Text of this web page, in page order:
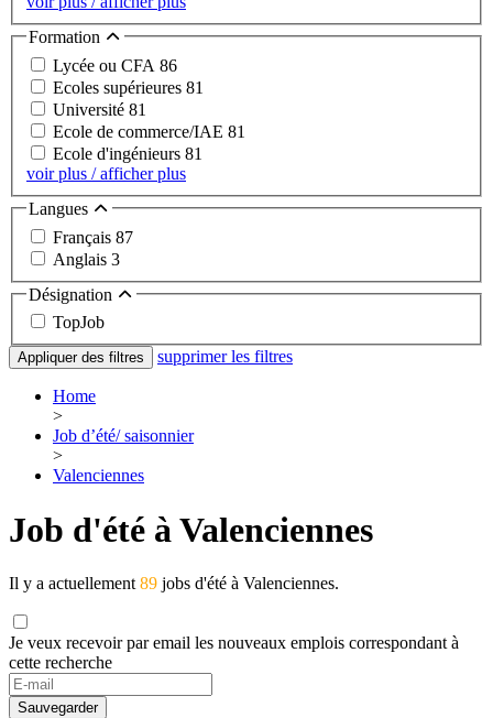
Formation
Lycée ou CFA 86
Ecoles supérieures 81
Université 81
Ecole de commerce/IAE 81
Ecole d'ingénieurs 81
voir plus / afficher plus
Langues
Français 87
Anglais 3
Désignation
TopJob
Appliquer des filtres supprimer les filtres
Home
>
Job d’été/ saisonnier
>
Valenciennes
Job d'été à Valenciennes
Il y a actuellement 89 jobs d'été à Valenciennes.
Je veux recevoir par email les nouveaux emplois correspondant à
cette recherche
Sauvegarder